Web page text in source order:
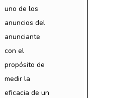
uno de los
anuncios del
anunciante
con el
propósito de
medir la
eficacia de un